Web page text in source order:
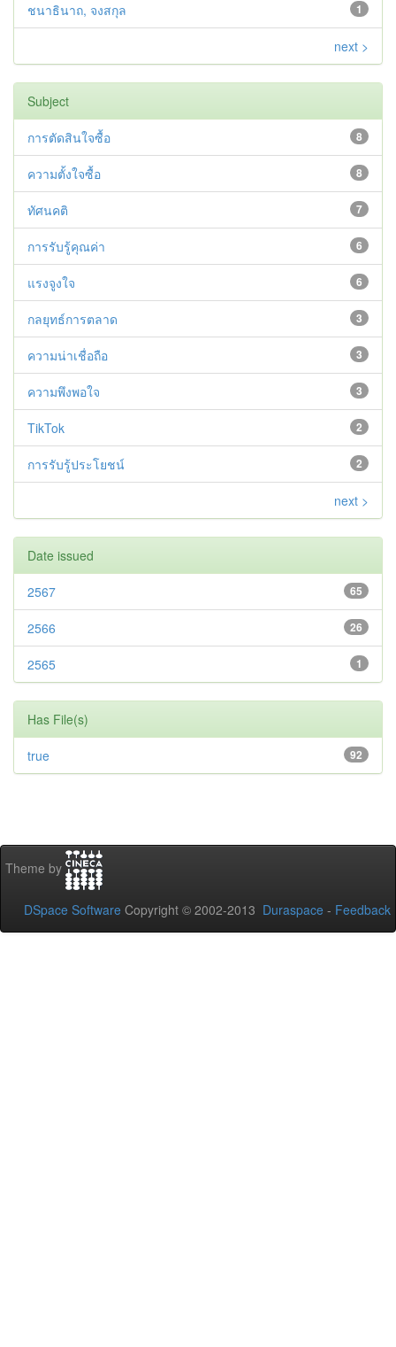
1
ชนาธินาถ, จงสกุล
next >
Subject
8
การตัดสินใจซื้อ
8
ความตั้งใจซื้อ
7
ทัศนคติ
6
การรับรู้คุณค่า
6
แรงจูงใจ
3
กลยุทธ์การตลาด
3
ความน่าเชื่อถือ
3
ความพึงพอใจ
2
TikTok
2
การรับรู้ประโยชน์
next >
Date issued
65
2567
26
2566
1
2565
Has File(s)
92
true
Theme by
DSpace Software Copyright © 2002-2013 Duraspace - Feedback